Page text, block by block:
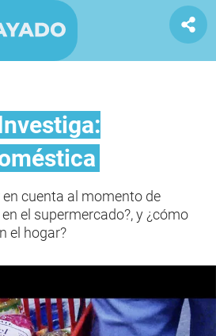
en cuenta al momento de
el supermercado?, y ¿cómo
el hogar?